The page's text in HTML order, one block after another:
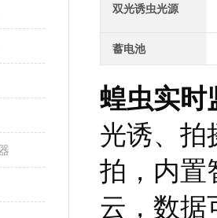
双光诱虫光源
蓄电池
蝗虫实时
光诱、拍
拍，内置
云，数据